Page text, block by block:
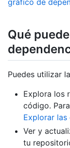
Qué
Puedes utilizar
Explora los
código.
Explorar
Ver y
tu